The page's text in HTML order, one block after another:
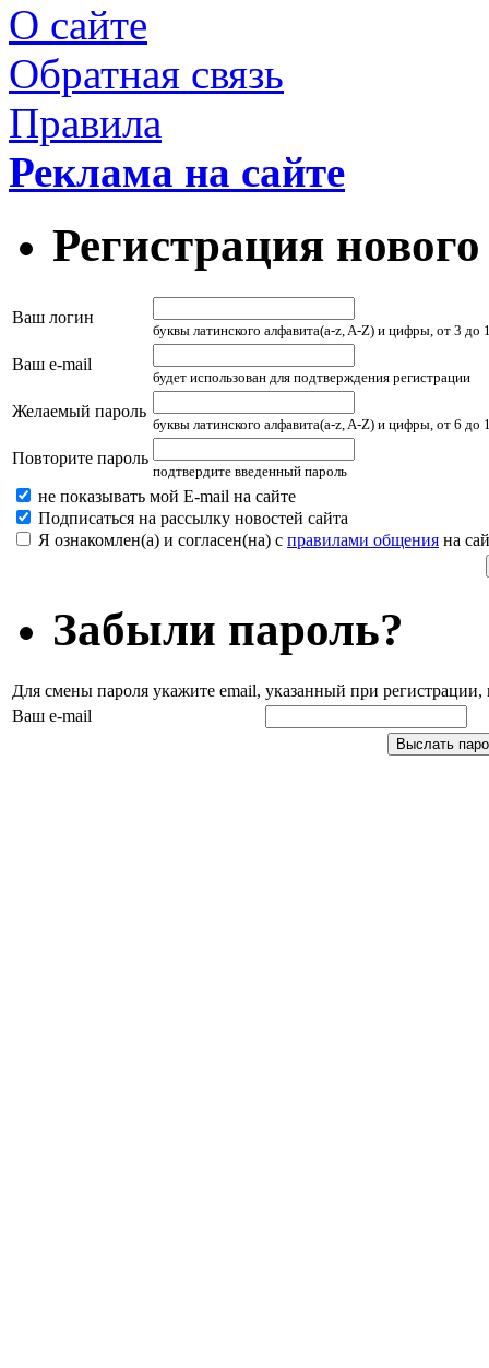
О сайте
Обратная связь
Правила
Реклама на сайте
Регистрация
Ваш логин
буквы латинского алфавита(a-z, A-Z) и цифры, от 3 до
Ваш e-mail
будет использован для подтверждения регистрации
Желаемый пароль
буквы латинского алфавита(a-z, A-Z) и цифры, от 6 до
Повторите пароль
подтвердите введенный пароль
не показывать мой E-mail на сайте
Подписаться на рассылку новостей сайта
Я ознакомлен(а) и согласен(на) с правилами общения на
Забыли пароль?
Для смены пароля укажите email, указанный при
Ваш e-mail